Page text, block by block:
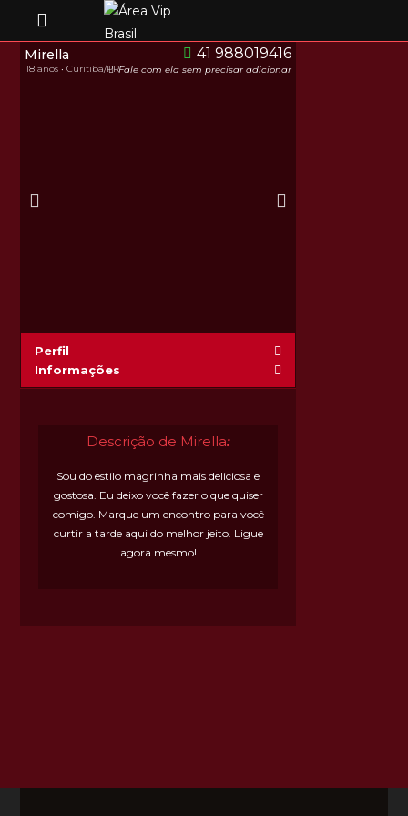
41 988019416
Fale com ela sem precisar adicionar
Mirella
18 anos • Curitiba/PR
Perfil
Informações
Descrição de Mirella:
Sou do estilo magrinha mais deliciosa e
gostosa. Eu deixo você fazer o que quiser
comigo. Marque um encontro para você
curtir a tarde aqui do melhor jeito. Ligue
agora mesmo!